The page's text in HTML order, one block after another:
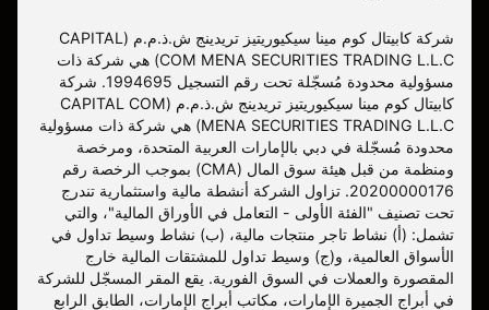
شركة كابيتال كوم مينا سيكيوريتيز تريدينج ش.ذ.م.م (CAPITAL
COM MENA SECURITIES TRADING L.L.C) هي شركة ذات
مسؤولية محدودة مُسجّلة تحت رقم التسجيل 1994695. شركة
كابيتال كوم مينا سيكيوريتيز تريدينج ش.ذ.م.م (CAPITAL COM
MENA SECURITIES TRADING L.L.C) هي شركة ذات مسؤولية
محدودة مُسجّلة في دبي بالإمارات العربية المتحدة، ومرخصة
ومنظمة من قبل هيئة سوق المال (CMA) بموجب الرخصة رقم
20200000176. تزاول الشركة أنشطة مالية واستثمارية تندرج
تحت تصنيف "الفئة الأولى - التعامل في الأوراق المالية"، والتي
تشمل: (أ) نشاط تاجر منتجات مالية، (ب) نشاط وسيط تداول في
الأسواق العالمية، و(ج) وسيط تداول للمشتقات المالية خارج
المقصورة والعملات في السوق الفورية. يقع المقر المسجّل للشركة
في أبراج الجميرة الإمارات، مكاتب أبراج الإمارات، الطابق الرابع